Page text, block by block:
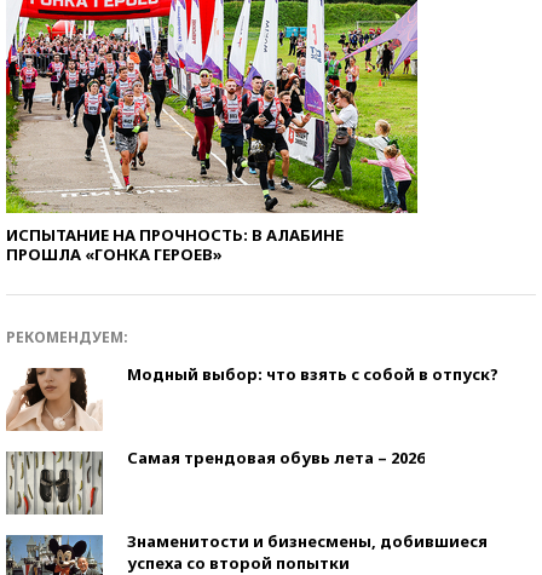
ИСПЫТАНИЕ НА ПРОЧНОСТЬ: В АЛАБИНЕ
ПРОШЛА «ГОНКА ГЕРОЕВ»
РЕКОМЕНДУЕМ:
Модный выбор: что взять с собой в отпуск?
Самая трендовая обувь лета – 2026
Знаменитости и бизнесмены, добившиеся
успеха со второй попытки